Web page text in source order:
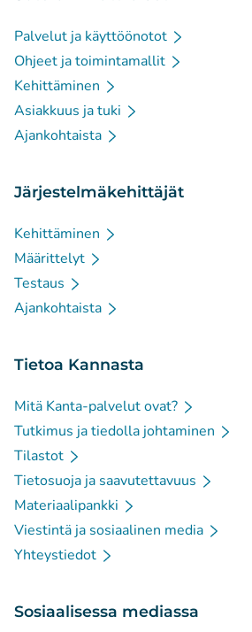
Palvelut ja käyttöönotot
Ohjeet ja toimintamallit
Kehittäminen
Asiakkuus ja tuki
Ajankohtaista
Järjestelmäkehittäjät
Kehittäminen
Määrittelyt
Testaus
Ajankohtaista
Tietoa Kannasta
Mitä Kanta-palvelut ovat?
Tutkimus ja tiedolla johtaminen
Tilastot
Tietosuoja ja saavutettavuus
Materiaalipankki
Viestintä ja sosiaalinen media
Yhteystiedot
Sosiaalisessa mediassa